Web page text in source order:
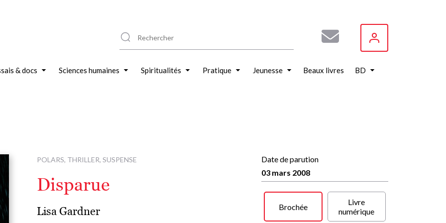
& docs Sciences humaines Spiritualités Pratique Jeunesse Beaux livres BD
POLARS, THRILLER, SUSPENSE
Disparue
Lisa Gardner
Date de parution
03 mars 2008
Brochée
Livre
numérique